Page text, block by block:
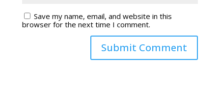
Save my name, email, and website in this
browser for the next time I comment.